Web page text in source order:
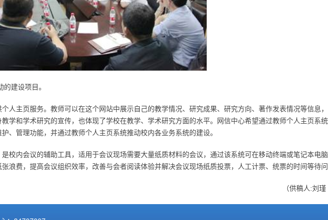
建设项目。
人主页服务。教师可以在这个网站中展示自己的教学情况、研究成果、研究方向、著作发表情况等信息
学和学术研究的宣传，也体现了学校在教学、学术研究方面的水平。网信中心希望通过教师个人主页系
、管理功能，并通过教师个人主页系统推动校内各业务系统的建设。
校内会议的辅助工具，适用于会议现场需要大量纸质材料的会议，通过该系统可在移动终端或笔记本电
浪费，提高会议组织效率，改善与会者阅读体验并解决会议现场纸质投票，人工计票、统票的时间等待
（供稿人:刘